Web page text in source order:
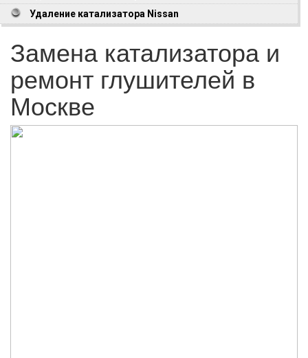
Удаление катализатора Nissan
Замена катализатора и
ремонт глушителей в
Москве